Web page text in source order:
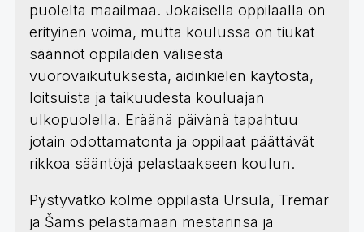
puolelta maailmaa. Jokaisella oppilaalla on
erityinen voima, mutta koulussa on tiukat
säännöt oppilaiden välisestä
vuorovaikutuksesta, äidinkielen käytöstä,
loitsuista ja taikuudesta kouluajan
ulkopuolella. Eräänä päivänä tapahtuu
jotain odottamatonta ja oppilaat päättävät
rikkoa sääntöjä pelastaakseen koulun.
Pystyvätkö kolme oppilasta Ursula, Tremar
ja Šams pelastamaan mestarinsa ja